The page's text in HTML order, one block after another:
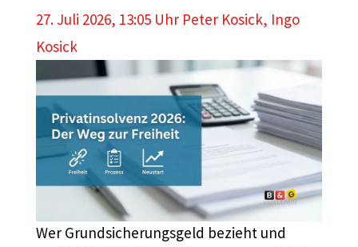
27. Juli 2026, 13:05 Uhr Peter Kosick, Ingo
Kosick
Wer Grundsicherungsgeld bezieht und